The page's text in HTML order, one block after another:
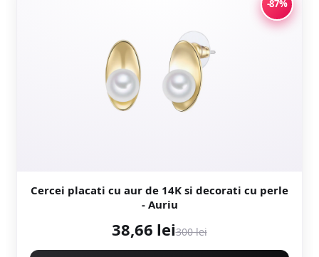
-87%
Cercei placati cu aur de 14K si decorati cu perle
- Auriu
38,66 lei300 lei